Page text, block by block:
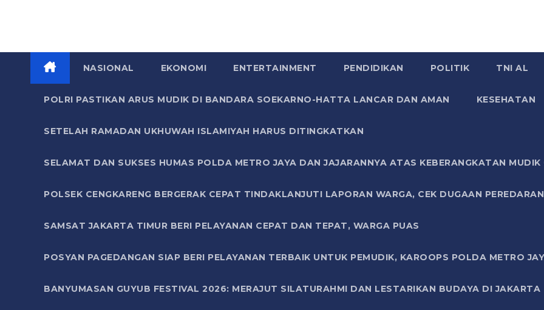
NASIONAL EKONOMI ENTERTAINMENT PENDIDIKAN POLITIK TNI AL
POLRI PASTIKAN ARUS MUDIK DI BANDARA SOEKARNO-HATTA LANCAR DAN AMAN KESEHATAN
SETELAH RAMADAN UKHUWAH ISLAMIYAH HARUS DITINGKATKAN
SELAMAT DAN SUKSES HUMAS POLDA METRO JAYA DAN JAJARANNYA ATAS KEBERANGKATAN
POLSEK CENGKARENG BERGERAK CEPAT TINDAKLANJUTI LAPORAN WARGA, CEK DUGAAN
SAMSAT JAKARTA TIMUR BERI PELAYANAN CEPAT DAN TEPAT, WARGA PUAS
POSYAN PAGEDANGAN SIAP BERI PELAYANAN TERBAIK UNTUK PEMUDIK, KAROOPS POLDA METRO
BANYUMASAN GUYUB FESTIVAL 2026: MERAJUT SILATURAHMI DAN LESTARIKAN BUDAYA DI JAKARTA